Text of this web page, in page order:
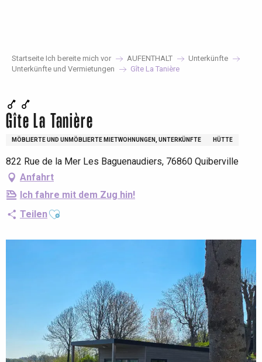
Startseite Ich bereite mich vor AUFENTHALT
Unterkünfte
Unterkünfte und Vermietungen
Gîte La Tanière
Gîte La Tanière
MÖBLIERTE UND UNMÖBLIERTE MIETWOHNUNGEN, UNTERKÜNFTE HÜTTE
822 Rue de la Mer Les Baguenaudiers, 76860 Quiberville
Anfahrt
Ich fahre mit dem Zug hin!
TeilenAjouter aux favoris